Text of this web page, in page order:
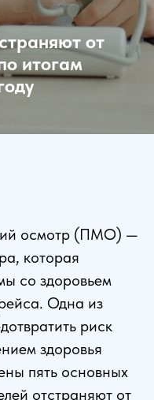
от
итогам
осмотр (ПМО) —
которая
со здоровьем
Одна из
риск
здоровья
пять основных
отстраняют от